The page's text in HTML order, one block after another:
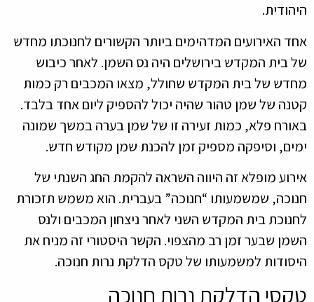
היהודית.
אחד האירועים המדהימים ביותר הקשורים לחנוכתו מחדש
של בית המקדש בירושלים היה נס השמן. לאחר כיבוש
מחדש של בית המקדש שחולל, מצאו המכבים רק כמות
קטנה של שמן טהור שהיה יכול להספיק ליום אחד בלבד.
באורח פלא, כמות זעירה זו של שמן בערה במשך שמונה
ימים, וסיפקה מספיק זמן להכנת שמן מקודש חדש.
אירוע מופלא זה היווה השראה להקמת החג השנתי של
חנוכה, שמשמעותו “חנוכה” בעברית. הוא משמש תזכורת
לחנוכת בית המקדש השני לאחר ניצחון המכבים ולנס
השמן שבער זמן רב מהצפוי. הקשר היסטורי זה מניח את
היסודות למשמעותו של טקס הדלקת נרות חנוכה.
טקסי הדלקת נרות חנוכה